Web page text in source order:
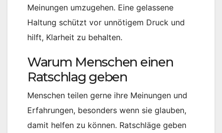
Meinungen umzugehen. Eine gelassene
Haltung schützt vor unnötigem Druck und
hilft, Klarheit zu behalten.
Warum Menschen einen
Ratschlag geben
Menschen teilen gerne ihre Meinungen und
Erfahrungen, besonders wenn sie glauben,
damit helfen zu können. Ratschläge geben